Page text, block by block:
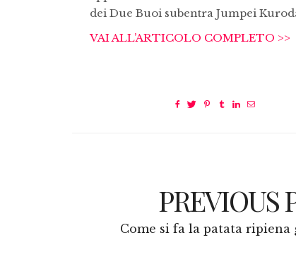
dei Due Buoi subentra Jumpei
VAI ALL’ARTICOLO COMPLETO >>
PREVIOUS
Come si fa la patata ripiena